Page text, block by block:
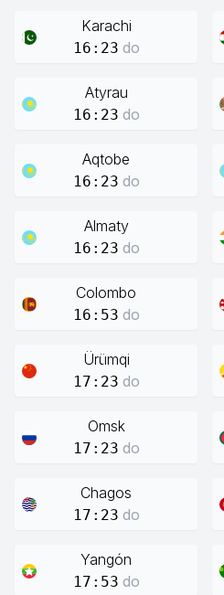
Karachi
16:23 do
Atyrau
16:23 do
Aqtobe
16:23 do
Almaty
16:23 do
Colombo
16:53 do
Ürümqi
17:23 do
Omsk
17:23 do
Chagos
17:23 do
Yangón
17:53 do